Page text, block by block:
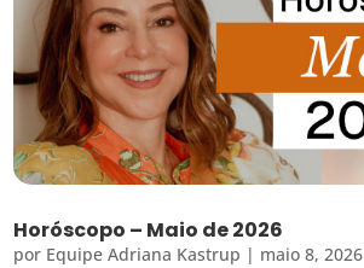
Horóscopo – Maio de 2026
por Equipe Adriana Kastrup | maio 8, 2026